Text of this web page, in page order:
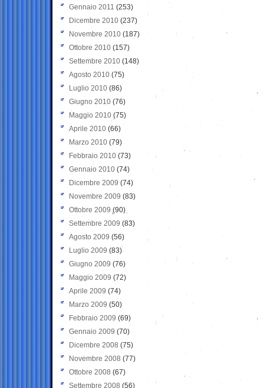
Gennaio 2011 (253)
Dicembre 2010 (237)
Novembre 2010 (187)
Ottobre 2010 (157)
Settembre 2010 (148)
Agosto 2010 (75)
Luglio 2010 (86)
Giugno 2010 (76)
Maggio 2010 (75)
Aprile 2010 (66)
Marzo 2010 (79)
Febbraio 2010 (73)
Gennaio 2010 (74)
Dicembre 2009 (74)
Novembre 2009 (83)
Ottobre 2009 (90)
Settembre 2009 (83)
Agosto 2009 (56)
Luglio 2009 (83)
Giugno 2009 (76)
Maggio 2009 (72)
Aprile 2009 (74)
Marzo 2009 (50)
Febbraio 2009 (69)
Gennaio 2009 (70)
Dicembre 2008 (75)
Novembre 2008 (77)
Ottobre 2008 (67)
Settembre 2008 (56)